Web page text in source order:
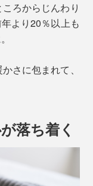
ろからじんわり
より20％以上も
さに包まれて、
落ち着く